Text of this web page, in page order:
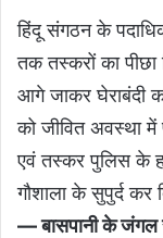
हिंदू संगठन के
तक तस्करों का
आगे जाकर घेराबंदी
को जीवित अवस्था में
एवं तस्कर पुलिस के
गौशाला के सुपुर्द कर
— बासपानी के जंगल